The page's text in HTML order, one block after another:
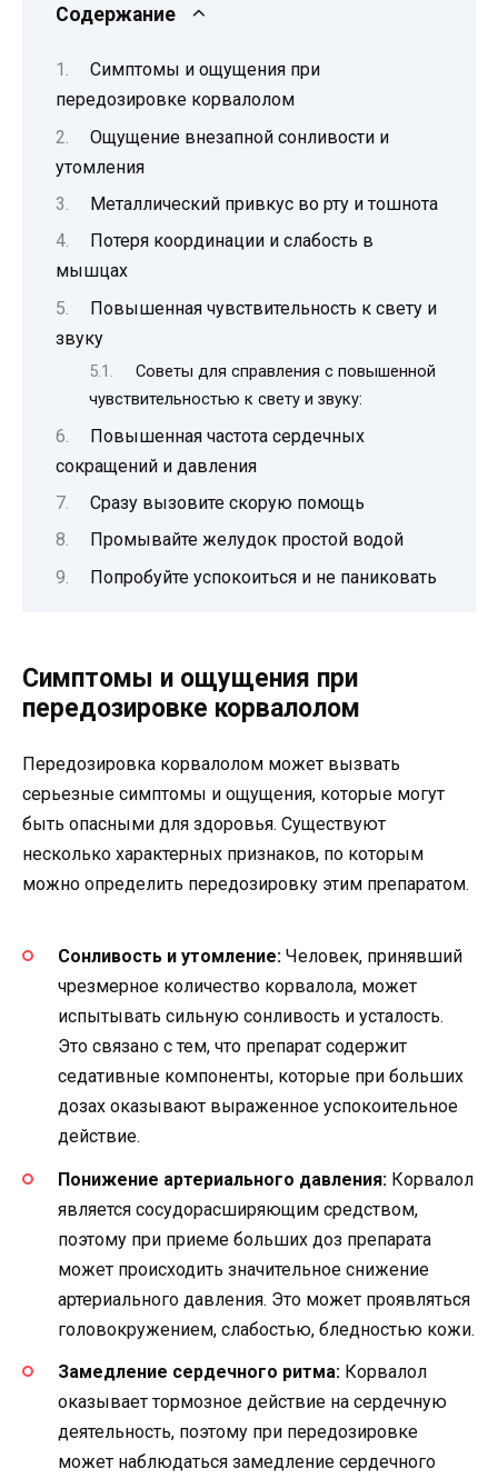
Содержание
Симптомы и ощущения при
передозировке корвалолом
Ощущение внезапной сонливости и
утомления
Металлический привкус во рту и тошнота
Потеря координации и слабость в
мышцах
Повышенная чувствительность к свету и
звуку
Советы для справления с повышенной
чувствительностью к свету и звуку:
Повышенная частота сердечных
сокращений и давления
Сразу вызовите скорую помощь
Промывайте желудок простой водой
Попробуйте успокоиться и не паниковать
Симптомы и ощущения при
передозировке корвалолом
Передозировка корвалолом может вызвать
серьезные симптомы и ощущения, которые могут
быть опасными для здоровья. Существуют
несколько характерных признаков, по которым
можно определить передозировку этим препаратом.
Сонливость и утомление: Человек, принявший
чрезмерное количество корвалола, может
испытывать сильную сонливость и усталость.
Это связано с тем, что препарат содержит
седативные компоненты, которые при больших
дозах оказывают выраженное успокоительное
действие.
Понижение артериального давления: Корвалол
является сосудорасширяющим средством,
поэтому при приеме больших доз препарата
может происходить значительное снижение
артериального давления. Это может проявляться
головокружением, слабостью, бледностью кожи.
Замедление сердечного ритма: Корвалол
оказывает тормозное действие на сердечную
деятельность, поэтому при передозировке
может наблюдаться замедление сердечного